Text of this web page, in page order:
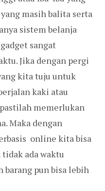
masih balita serta
sistem belanja
sangat
Jika dengan pergi
kita tuju untuk
kaki atau
memerlukan
Maka dengan
online kita bisa
ada waktu
pun bisa lebih